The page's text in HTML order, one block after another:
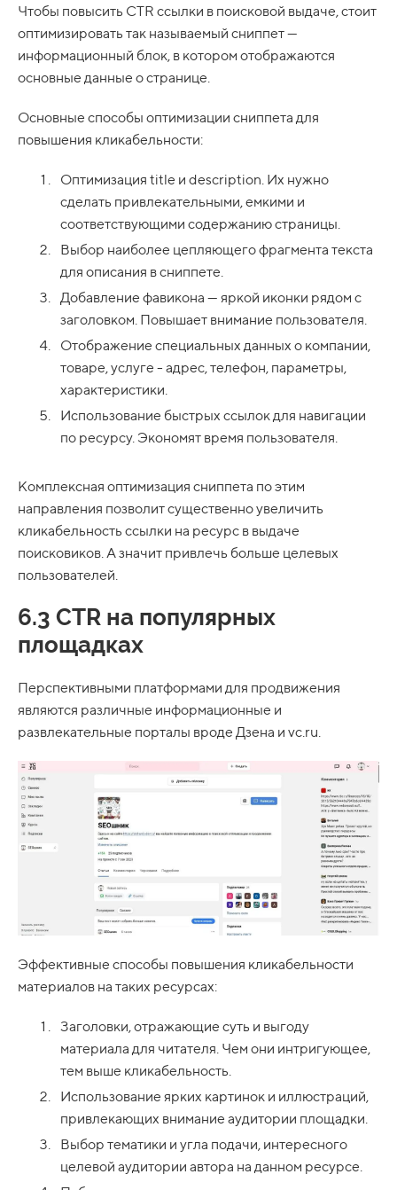
Чтобы повысить CTR ссылки в поисковой выдаче, стоит
оптимизировать так называемый сниппет —
информационный блок, в котором отображаются
основные данные о странице.
Основные способы оптимизации сниппета для
повышения кликабельности:
Оптимизация title и description. Их нужно
сделать привлекательными, емкими и
соответствующими содержанию страницы.
Выбор наиболее цепляющего фрагмента текста
для описания в сниппете.
Добавление фавикона — яркой иконки рядом с
заголовком. Повышает внимание пользователя.
Отображение специальных данных о компании,
товаре, услуге - адрес, телефон, параметры,
характеристики.
Использование быстрых ссылок для навигации
по ресурсу. Экономят время пользователя.
Комплексная оптимизация сниппета по этим
направления позволит существенно увеличить
кликабельность ссылки на ресурс в выдаче
поисковиков. А значит привлечь больше целевых
пользователей.
6.3 CTR на популярных
площадках
Перспективными платформами для продвижения
являются различные информационные и
развлекательные порталы вроде Дзена и vc.ru.
Эффективные способы повышения кликабельности
материалов на таких ресурсах:
Заголовки, отражающие суть и выгоду
материала для читателя. Чем они интригующее,
тем выше кликабельность.
Использование ярких картинок и иллюстраций,
привлекающих внимание аудитории площадки.
Выбор тематики и угла подачи, интересного
целевой аудитории автора на данном ресурсе.